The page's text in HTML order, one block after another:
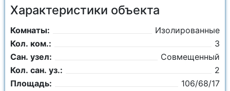
Характеристики объекта
Комнаты:
Изолированные
Кол. ком.:
3
Сан. узел:
Совмещенный
Кол. сан. уз.:
2
Площадь:
106/68/17